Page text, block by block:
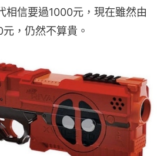
相信要過1000元，現在雖然由
，仍然不算貴。